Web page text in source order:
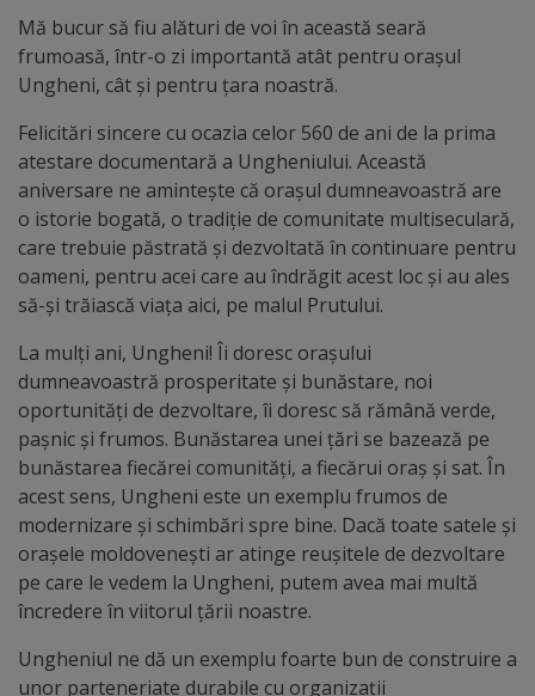
ai
titlului
„Merite
pentru
Ungheni”
Diplome
de
Excelență
Ungheniul
turistic
Obiective
turistice
Sculpturi
(harta
Mă bucur să fiu alături de voi în această seară
frumoasă, într-o zi importantă atât pentru orașul
Ungheni, cât și pentru țara noastră.
Felicitări sincere cu ocazia celor 560 de ani de la prima
atestare documentară a Ungheniului. Această
aniversare ne amintește că orașul dumneavoastră are
o istorie bogată, o tradiție de comunitate multiseculară,
care trebuie păstrată și dezvoltată în continuare pentru
oameni, pentru acei care au îndrăgit acest loc și au ales
să-și trăiască viața aici, pe malul Prutului.
La mulți ani, Ungheni! Îi doresc orașului
dumneavoastră prosperitate și bunăstare, noi
oportunități de dezvoltare, îi doresc să rămână verde,
pașnic și frumos. Bunăstarea unei țări se bazează pe
bunăstarea fiecărei comunități, a fiecărui oraș și sat. În
acest sens, Ungheni este un exemplu frumos de
modernizare și schimbări spre bine. Dacă toate satele și
orașele moldovenești ar atinge reușitele de dezvoltare
pe care le vedem la Ungheni, putem avea mai multă
încredere în viitorul țării noastre.
Ungheniul ne dă un exemplu foarte bun de construire a
unor parteneriate durabile cu organizații